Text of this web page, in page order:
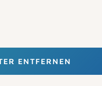
ENTFERNEN